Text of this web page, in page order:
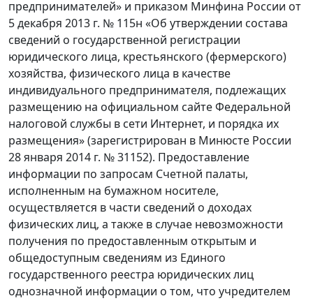
предпринимателей» и приказом Минфина России от
5 декабря 2013 г. № 115н «Об утверждении состава
сведений о государственной регистрации
юридического лица, крестьянского (фермерского)
хозяйства, физического лица в качестве
индивидуального предпринимателя, подлежащих
размещению на официальном сайте Федеральной
налоговой службы в сети Интернет, и порядка их
размещения» (зарегистрирован в Минюсте России
28 января 2014 г. № 31152). Предоставление
информации по запросам Счетной палаты,
исполненным на бумажном носителе,
осуществляется в части сведений о доходах
физических лиц, а также в случае невозможности
получения по предоставленным открытым и
общедоступным сведениям из Единого
государственного реестра юридических лиц
однозначной информации о том, что учредителем